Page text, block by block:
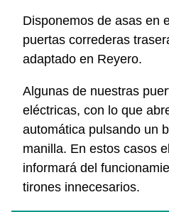
Disponemos de asas en
puertas correderas
adaptado en Reyero.
Algunas de nuestras
eléctricas, con lo que
automática pulsando un
manilla. En estos casos
informará del
tirones innecesarios.